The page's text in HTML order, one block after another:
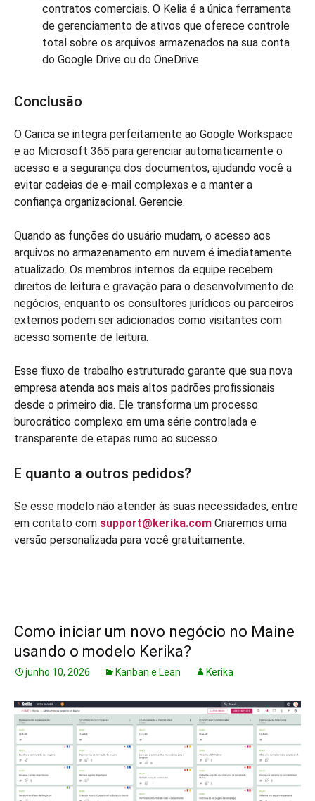
contratos comerciais. O Kelia é a única ferramenta
de gerenciamento de ativos que oferece controle
total sobre os arquivos armazenados na sua conta
do Google Drive ou do OneDrive.
Conclusão
O Carica se integra perfeitamente ao Google Workspace
e ao Microsoft 365 para gerenciar automaticamente o
acesso e a segurança dos documentos, ajudando você a
evitar cadeias de e-mail complexas e a manter a
confiança organizacional. Gerencie.
Quando as funções do usuário mudam, o acesso aos
arquivos no armazenamento em nuvem é imediatamente
atualizado. Os membros internos da equipe recebem
direitos de leitura e gravação para o desenvolvimento de
negócios, enquanto os consultores jurídicos ou parceiros
externos podem ser adicionados como visitantes com
acesso somente de leitura.
Esse fluxo de trabalho estruturado garante que sua nova
empresa atenda aos mais altos padrões profissionais
desde o primeiro dia. Ele transforma um processo
burocrático complexo em uma série controlada e
transparente de etapas rumo ao sucesso.
E quanto a outros pedidos?
Se esse modelo não atender às suas necessidades, entre
em contato com support@kerika.com Criaremos uma
versão personalizada para você gratuitamente.
Como iniciar um novo negócio no Maine
usando o modelo Kerika?
junho 10, 2026 Kanban e Lean Kerika